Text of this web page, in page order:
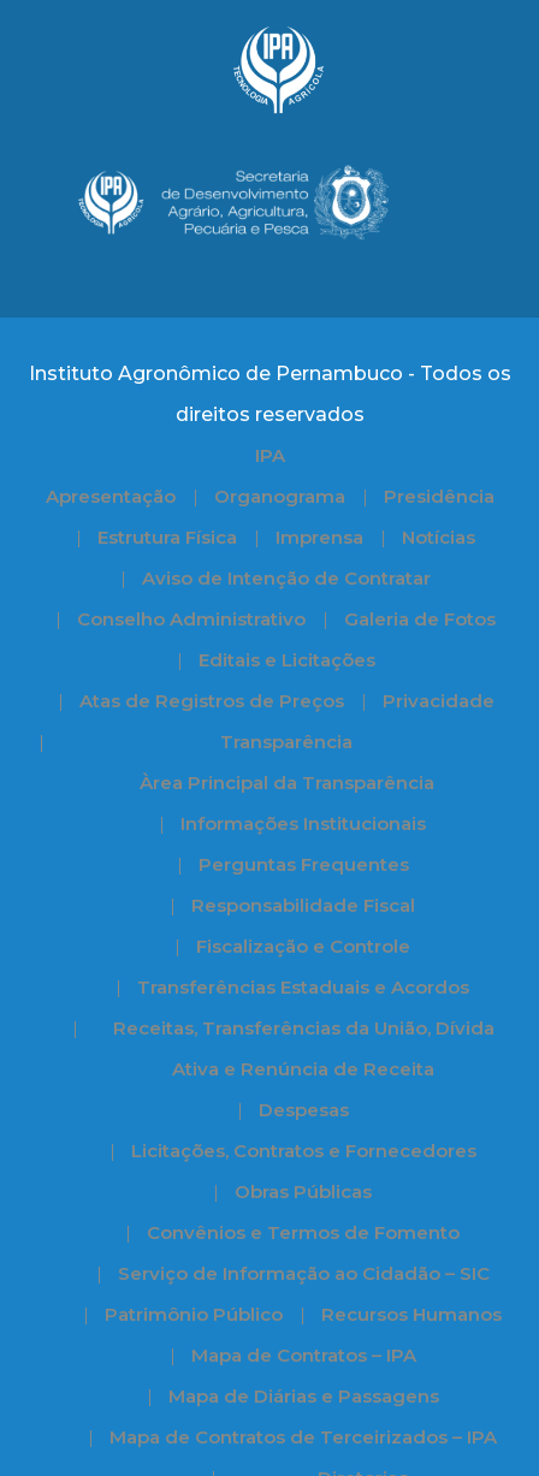
Instituto Agronômico de Pernambuco - Todos os
direitos reservados
IPA
Apresentação
Organograma
Presidência
Estrutura Física
Imprensa
Notícias
Aviso de Intenção de Contratar
Conselho Administrativo
Galeria de Fotos
Editais e Licitações
Atas de Registros de Preços
Privacidade
Transparência
Àrea Principal da Transparência
Informações Institucionais
Perguntas Frequentes
Responsabilidade Fiscal
Fiscalização e Controle
Transferências Estaduais e Acordos
Receitas, Transferências da União, Dívida
Ativa e Renúncia de Receita
Despesas
Licitações, Contratos e Fornecedores
Obras Públicas
Convênios e Termos de Fomento
Serviço de Informação ao Cidadão – SIC
Patrimônio Público
Recursos Humanos
Mapa de Contratos – IPA
Mapa de Diárias e Passagens
Mapa de Contratos de Terceirizados – IPA